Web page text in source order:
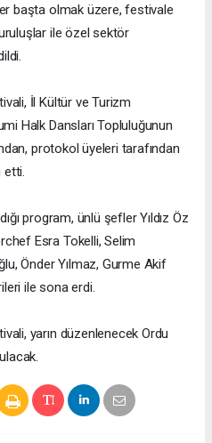
başta olmak üzere, festivale
ile özel sektör
İl Kültür ve Turizm
Halk Dansları Topluluğunun
protokol üyeleri tarafından
etti.
program, ünlü şefler Yıldız Öz
Esra Tokelli, Selim
Önder Yılmaz, Gurme Akif
ile sona erdi.
yarın düzenlenecek Ordu